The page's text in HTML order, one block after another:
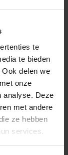
te
te bieden
delen we
onze
analyse. Deze
met andere
ze hebben
services.
+ oog nr.1